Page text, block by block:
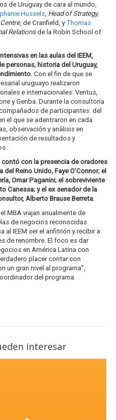
de Uruguay de cara al mundo,
Hussels, Head of Strategy,
, de Cranfield, y Thomas
Relationsde la Robin School of
en las aulas del IEEM,
personas, historia del Uruguay,
Con el fin de que se
uruguayo realizaron
e internacionales: Ventus,
y Genba. Durante la consultoría
de participantes del
el que se adentraron en cada
observación y análisis en
de resultados y
contó con la presencia de oradores
Reino Unido, Faye O’Connor; el
Omar Paganini; el sobreviviente
Canessa; y el ex senador de la
Alberto Brause Berreta.
MBA viajan anualmente de
de negocios reconocidas
al IEEM ser el anfitrión y recibir a
de renombre. El foco es dar
en América Latina con
placer contar con
un gran nivel al programa”,
del programa.
interesar